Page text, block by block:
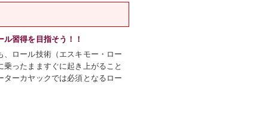
習得を目指そう！！
ロール技術（エスキモー・ロー
ったまますぐに起き上がること
ーカヤックでは必須となるロー